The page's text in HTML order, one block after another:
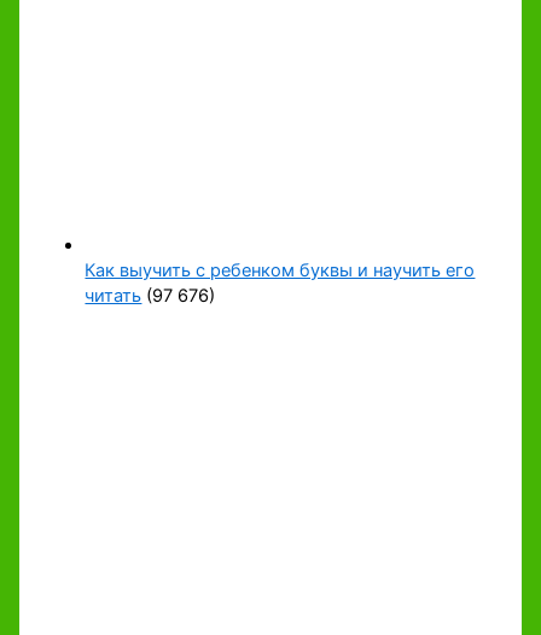
Как выучить с ребенком буквы и научить его
читать (97 676)